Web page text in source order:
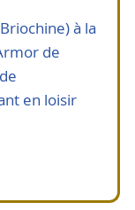
à la
de
en loisir